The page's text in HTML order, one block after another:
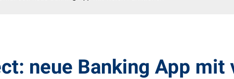
neue Banking App mit